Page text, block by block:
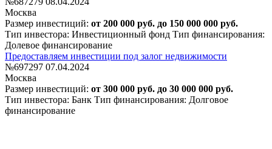
Москва
Размер инвестиций: от 200 000 руб. до 150 000 000 руб.
Тип инвестора: Инвестиционный фонд Тип финансирования:
Долевое финансирование
Предоставляем инвестиции под залог недвижимости
№697297 07.04.2024
Москва
Размер инвестиций: от 300 000 руб. до 30 000 000 руб.
Тип инвестора: Банк Тип финансирования: Долговое
финансирование